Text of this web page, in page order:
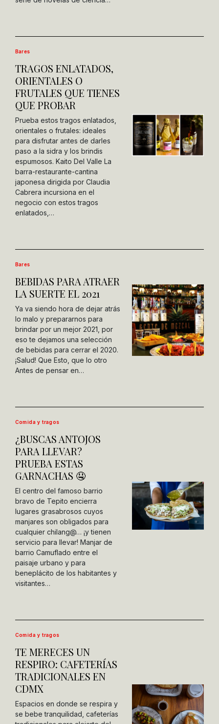
Bares
TRAGOS ENLATADOS,
ORIENTALES O
FRUTALES QUE TIENES
QUE PROBAR
Prueba estos tragos enlatados,
orientales o frutales: ideales
para disfrutar antes de darles
paso a la sidra y los brindis
espumosos. Kaito Del Valle La
barra-restaurante-cantina
japonesa dirigida por Claudia
Cabrera incursiona en el
negocio con estos tragos
enlatados,…
Bares
BEBIDAS PARA ATRAER
LA SUERTE EL 2021
Ya va siendo hora de dejar atrás
lo malo y prepararnos para
brindar por un mejor 2021, por
eso te dejamos una selección
de bebidas para cerrar el 2020.
¡Salud! Que Esto, que lo otro
Antes de pensar en…
Comida y tragos
¿BUSCAS ANTOJOS
PARA LLEVAR?
PRUEBA ESTAS
GARNACHAS 🤤
El centro del famoso barrio
bravo de Tepito encierra
lugares grasabrosos cuyos
manjares son obligados para
cualquier chilang@… ¡y tienen
servicio para llevar! Manjar de
barrio Camuflado entre el
paisaje urbano y para
beneplácito de los habitantes y
visitantes…
Comida y tragos
TE MERECES UN
RESPIRO: CAFETERÍAS
TRADICIONALES EN
CDMX
Espacios en donde se respira y
se bebe tranquilidad, cafeterías